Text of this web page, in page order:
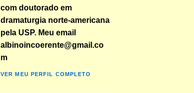
com doutorado em
dramaturgia norte-americana
pela USP. Meu email
albinoincoerente@gmail.co
m
VER MEU PERFIL COMPLETO